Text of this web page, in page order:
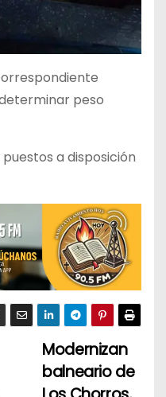
peso
a disposición
Modernizan
balneario de